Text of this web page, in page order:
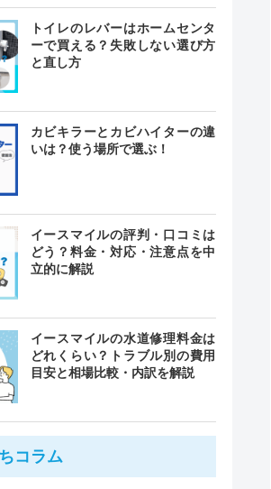
トイレのレバーはホームセンタ
ーで買える？失敗しない選び方
と直し方
カビキラーとカビハイターの違
いは？使う場所で選ぶ！
イースマイルの評判・口コミは
どう？料金・対応・注意点を中
立的に解説
イースマイルの水道修理料金は
どれくらい？トラブル別の費用
目安と相場比較・内訳を解説
コラム